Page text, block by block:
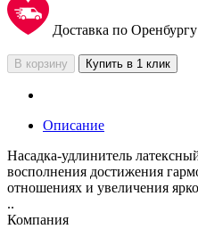
Доставка по
В корзину Купить в 1 клик
Описание
Насадка-удлинитель
восполнения достижения
отношениях и увеличения
..
Компания